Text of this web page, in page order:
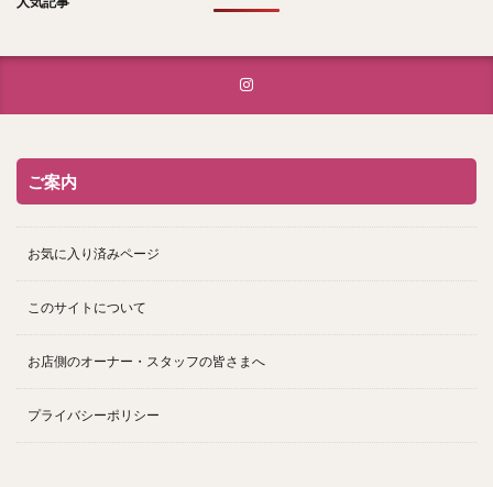
ご案内
お気に入り済みページ
このサイトについて
お店側のオーナー・スタッフの皆さまへ
プライバシーポリシー